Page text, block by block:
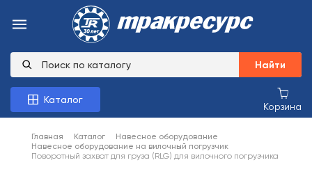
Найти
Каталог
Корзина
Главная Каталог
Навесное оборудование
Навесное оборудование на вилочный погрузчик
Поворотный захват для груза (RLG) для вилочного погрузчика